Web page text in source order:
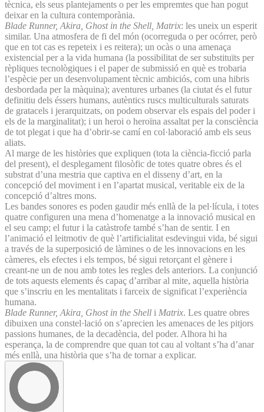
tècnica, els seus plantejaments o per les empremtes que han pogut
deixar en la cultura contemporània.
Blade Runner, Akira, Ghost in the Shell, Matrix: les uneix un esperit
similar. Una atmosfera de fi del món (ocorreguda o per ocórrer, però
que en tot cas es repeteix i es reitera); un ocàs o una amenaça
existencial per a la vida humana (la possibilitat de ser substituïts per
rèpliques tecnològiques i el paper de submissió en què es trobaria
l’espècie per un desenvolupament tècnic ambiciós, com una hibris
desbordada per la màquina); aventures urbanes (la ciutat és el futur
definitiu dels éssers humans, autèntics ruscs multiculturals saturats
de gratacels i jerarquitzats, on podem observar els espais del poder i
els de la marginalitat); i un heroi o heroïna assaltat per la consciència
de tot plegat i que ha d’obrir-se camí en col·laboració amb els seus
aliats.
Al marge de les històries que expliquen (tota la ciència-ficció parla
del present), el desplegament filosòfic de totes quatre obres és el
substrat d’una mestria que captiva en el disseny d’art, en la
concepció del moviment i en l’apartat musical, veritable eix de la
concepció d’altres mons.
Les bandes sonores es poden gaudir més enllà de la pel·lícula, i totes
quatre configuren una mena d’homenatge a la innovació musical en
el seu camp; el futur i la catàstrofe també s’han de sentir. I en
l’animació el leitmotiv de què l’artificialitat esdevingui vida, bé sigui
a través de la superposició de làmines o de les innovacions en les
càmeres, els efectes i els tempos, bé sigui retorçant el gènere i
creant-ne un de nou amb totes les regles dels anteriors. La conjunció
de tots aquests elements és capaç d’arribar al mite, aquella història
que s’inscriu en les mentalitats i farceix de significat l’experiència
humana.
Blade Runner, Akira, Ghost in the Shell i Matrix. Les quatre obres
dibuixen una constel·lació on s’aprecien les amenaces de les pitjors
passions humanes, de la decadència, del poder. Alhora hi ha
esperança, la de comprendre que quan tot cau al voltant s’ha d’anar
més enllà, una història que s’ha de tornar a explicar.